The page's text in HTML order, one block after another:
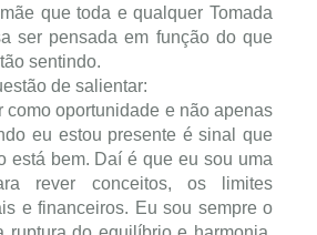
que toda e qualquer Tomada
ser pensada em função do que
sentindo.
de salientar:
como oportunidade e não apenas
eu estou presente é sinal que
está bem. Daí é que eu sou uma
rever conceitos, os limites
e financeiros. Eu sou sempre o